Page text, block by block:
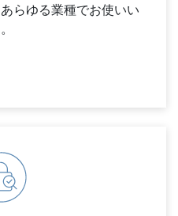
らゆる業種でお使いい